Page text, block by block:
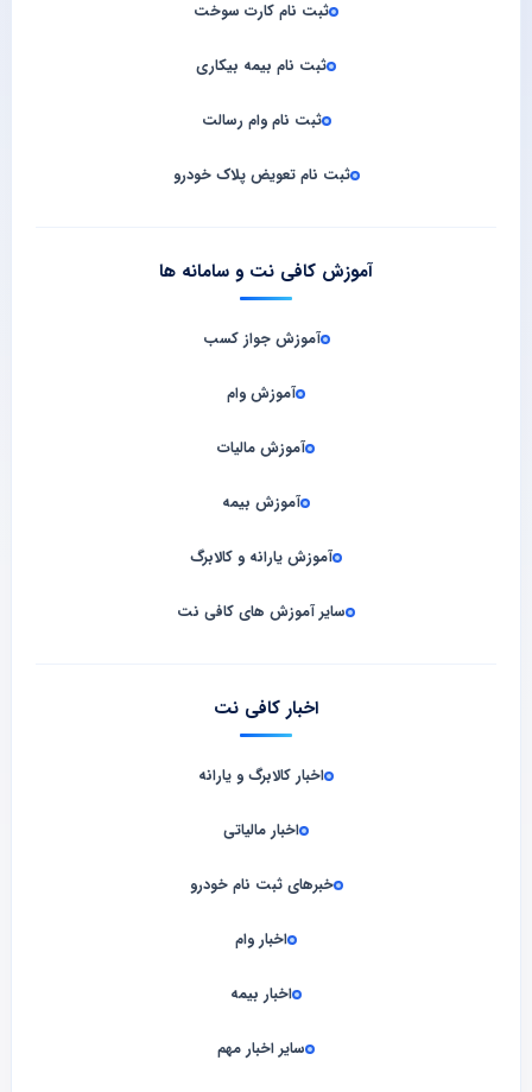
ثبت نام کارت سوخت
ثبت نام بیمه بیکاری
ثبت نام وام رسالت
ثبت نام تعویض پلاک خودرو
آموزش کافی نت و سامانه‌ ها
آموزش جواز کسب
آموزش وام
آموزش مالیات
آموزش بیمه
آموزش یارانه و کالابرگ
سایر آموزش های کافی نت
اخبار کافی نت
اخبار کالابرگ و یارانه
اخبار مالیاتی
خبرهای ثبت نام خودرو
اخبار وام
اخبار بیمه
سایر اخبار مهم